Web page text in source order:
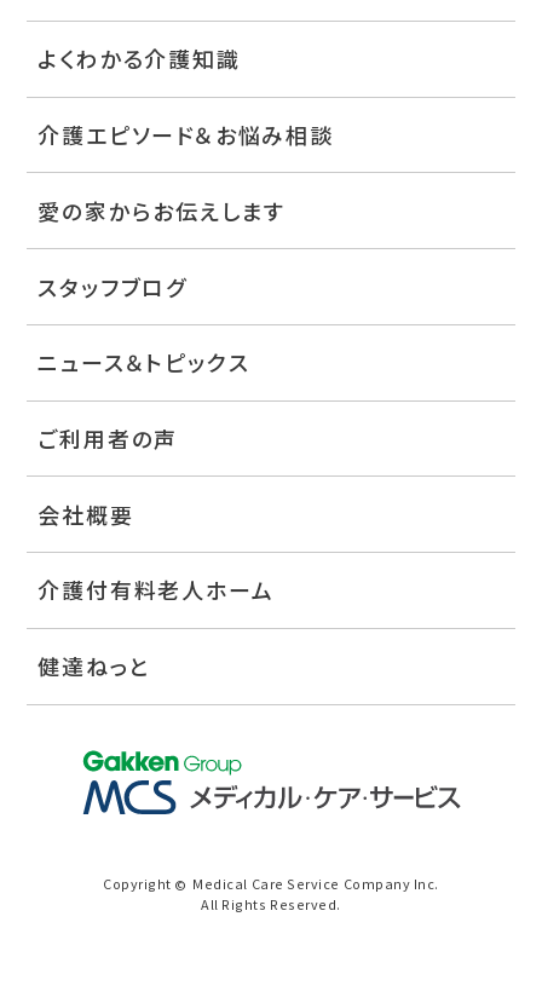
よくわかる介護知識
介護エピソード＆お悩み相談
愛の家からお伝えします
スタッフブログ
ニュース＆トピックス
ご利用者の声
会社概要
介護付有料老人ホーム
健達ねっと
Copyright © Medical Care Service Company Inc.
All Rights Reserved.